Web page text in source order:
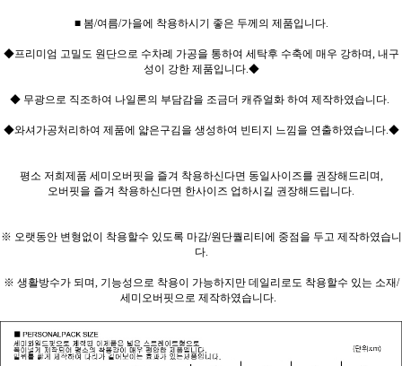
■ 봄/여름/가을에 착용하시기 좋은 두께의 제품입니다.
◆프리미엄 고밀도 원단으로 수차례 가공을 통하여 세탁후 수축에 매우 강하며, 내구
성이 강한 제품입니다.◆
◆ 무광으로 직조하여 나일론의 부담감을 조금더 캐쥬얼화 하여 제작하였습니다.
◆와셔가공처리하여 제품에 얇은구김을 생성하여 빈티지 느낌을 연출하였습니다.◆
평소 저희제품 세미오버핏을 즐겨 착용하신다면 동일사이즈를 권장해드리며,
오버핏을 즐겨 착용하신다면 한사이즈 업하시길 권장해드립니다.
※ 오랫동안 변형없이 착용할수 있도록 마감/원단퀄리티에 중점을 두고 제작하였습니
다.
※ 생활방수가 되며, 기능성으로 착용이 가능하지만 데일리로도 착용할수 있는 소재/
세미오버핏으로 제작하였습니다.